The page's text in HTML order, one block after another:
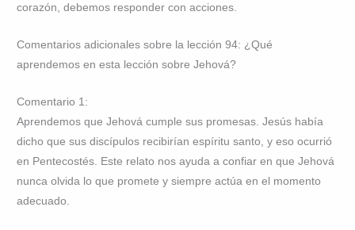
corazón, debemos responder con acciones.
Comentarios adicionales sobre la lección 94: ¿Qué
aprendemos en esta lección sobre Jehová?
Comentario 1:
Aprendemos que Jehová cumple sus promesas. Jesús había
dicho que sus discípulos recibirían espíritu santo, y eso ocurrió
en Pentecostés. Este relato nos ayuda a confiar en que Jehová
nunca olvida lo que promete y siempre actúa en el momento
adecuado.